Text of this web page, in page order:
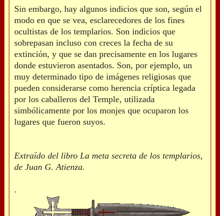
Sin embargo, hay algunos indicios que son, según el
modo en que se vea, esclarecedores de los fines
ocultistas de los templarios. Son indicios que
sobrepasan incluso con creces la fecha de su
extinción, y que se dan precisamente en los lugares
donde estuvieron asentados. Son, por ejemplo, un
muy determinado tipo de imágenes religiosas que
pueden considerarse como herencia críptica legada
por los caballeros del Temple, utilizada
simbólicamente por los monjes que ocuparon los
lugares que fueron suyos.
Extraído del libro La meta secreta de los templarios,
de Juan G. Atienza.
.